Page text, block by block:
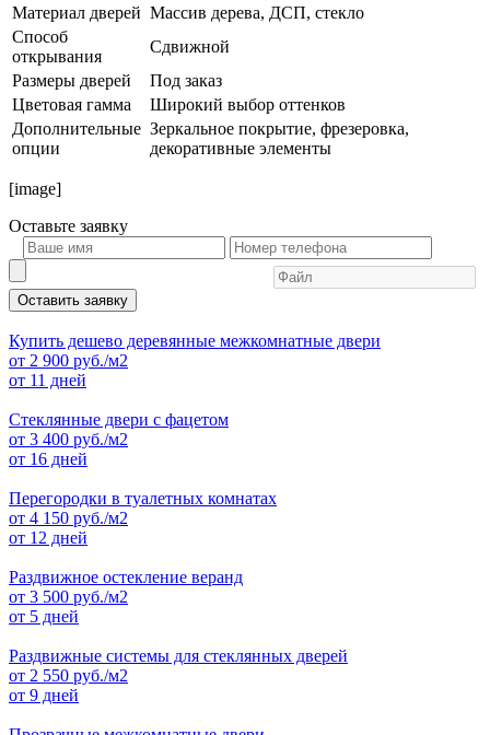
Материал дверей Массив дерева, ДСП, стекло
Способ
открывания
Сдвижной
Размеры дверей
Под заказ
Цветовая гамма
Широкий выбор оттенков
Дополнительные
опции
Зеркальное покрытие, фрезеровка,
декоративные элементы
[image]
Оставьте заявку
Оставить заявку
Купить дешево деревянные межкомнатные двери
от 2 900 руб./м2
от 11 дней
Стеклянные двери с фацетом
от 3 400 руб./м2
от 16 дней
Перегородки в туалетных комнатах
от 4 150 руб./м2
от 12 дней
Раздвижное остекление веранд
от 3 500 руб./м2
от 5 дней
Раздвижные системы для стеклянных дверей
от 2 550 руб./м2
от 9 дней